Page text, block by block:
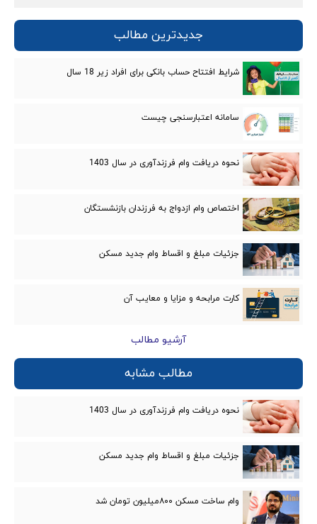
جدیدترین مطالب
شرایط افتتاح حساب بانکی برای افراد زیر 18 سال
سامانه اعتبارسنجی چیست
نحوه دریافت وام فرزندآوری در سال 1403
اختصاص وام ازدواج به فرزندان بازنشستگان
جزئیات مبلغ و اقساط وام جدید مسکن
کارت مرابحه و مزایا و معایب‌ آن
آرشیو مطالب
مطالب مشابه
نحوه دریافت وام فرزندآوری در سال 1403
جزئیات مبلغ و اقساط وام جدید مسکن
وام ساخت مسکن ۸۰۰میلیون تومان شد